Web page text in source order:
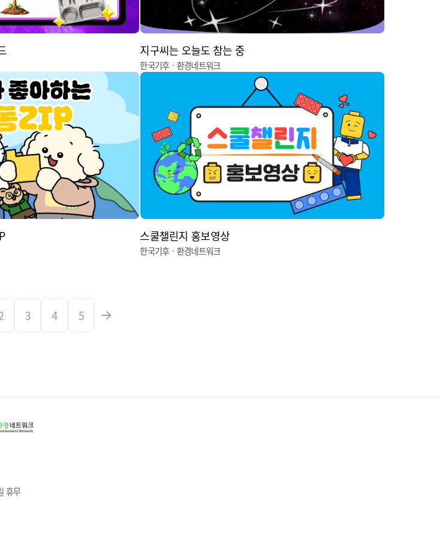
지구씨는 오늘도 참는 중
한국기후ㆍ환경네트워크
스쿨챌린지 홍보영상
한국기후ㆍ환경네트워크
3 4 5
휴무